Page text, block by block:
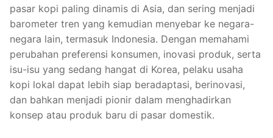
pasar kopi paling dinamis di Asia, dan sering menjadi
barometer tren yang kemudian menyebar ke negara-
negara lain, termasuk Indonesia. Dengan memahami
perubahan preferensi konsumen, inovasi produk, serta
isu-isu yang sedang hangat di Korea, pelaku usaha
kopi lokal dapat lebih siap beradaptasi, berinovasi,
dan bahkan menjadi pionir dalam menghadirkan
konsep atau produk baru di pasar domestik.